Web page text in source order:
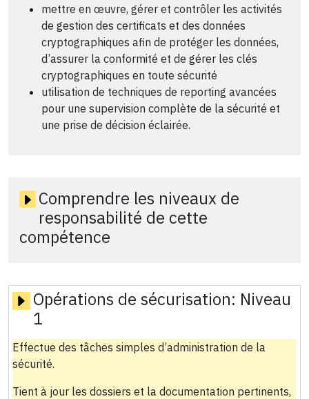
mettre en œuvre, gérer et contrôler les activités
de gestion des certificats et des données
cryptographiques afin de protéger les données,
d’assurer la conformité et de gérer les clés
cryptographiques en toute sécurité
utilisation de techniques de reporting avancées
pour une supervision complète de la sécurité et
une prise de décision éclairée.
Comprendre les niveaux de
responsabilité de cette
compétence
Opérations de sécurisation: Niveau
1
Effectue des tâches simples d’administration de la
sécurité.
Tient à jour les dossiers et la documentation pertinents,